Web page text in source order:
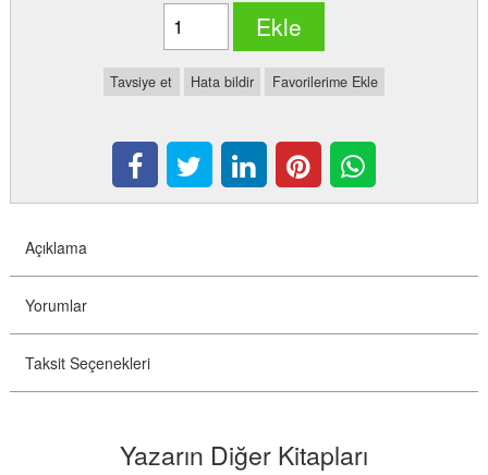
Ekle
Tavsiye et Hata bildir Favorilerime Ekle
Açıklama
Yorumlar
Taksit Seçenekleri
Yazarın Diğer Kitapları